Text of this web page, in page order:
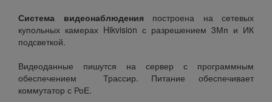
Система видеонаблюдения построена на сетевых
купольных камерах Hikvision с разрешением 3Мп и ИК
подсветкой.
Видеоданные пишутся на сервер с программным
обеспечением Трассир. Питание обеспечивает
коммутатор с РоЕ.